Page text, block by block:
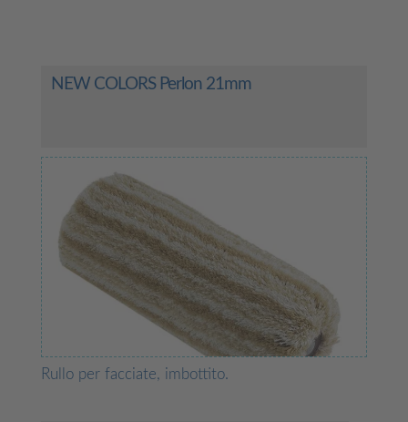
NEW COLORS Perlon 21mm
Rullo per facciate, imbottito.